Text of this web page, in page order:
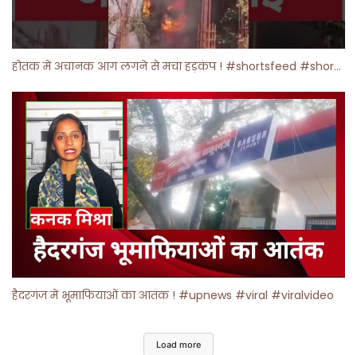
होतक में अचानक आग लगने से मचा हड़कंप ! #shortsfeed #shorts #viralshorts
हैदरगंज में भूमाफियाओं का आतंक ! #upnews #viral #viralvideo
Load more